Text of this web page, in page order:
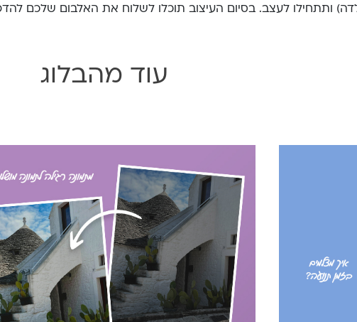
ותתחילו לעצב. בסיום העיצוב תוכלו לשלוח את האלבום שלכם
עוד מהבלוג